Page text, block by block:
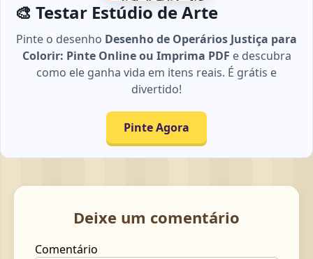
🎨 Testar Estúdio de Arte
Pinte o desenho Desenho de Operários Justiça para
Colorir: Pinte Online ou Imprima PDF e descubra
como ele ganha vida em itens reais. É grátis e
divertido!
Pinte Agora
Deixe um comentário
Comentário